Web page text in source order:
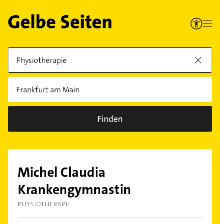
Finden
Michel Claudia
Krankengymnastin
PHYSIOTHERAPIE